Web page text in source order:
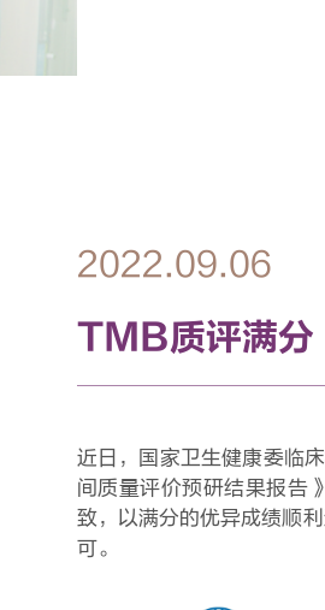
2022.09.06
TMB质评满分
近日，国家卫生健康委临
间质量评价预研结果报告
致，以满分的优异成绩顺
可。